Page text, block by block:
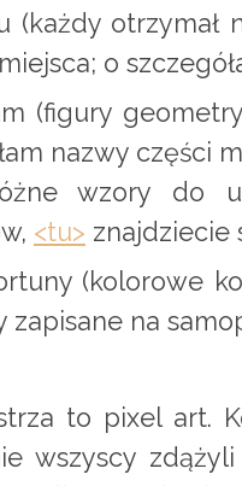
(każdy otrzymał
o
(figury
nazwy części
wzory do
<tu> znajdziecie
(kolorowe
zapisane na
to pixel art.
wszyscy